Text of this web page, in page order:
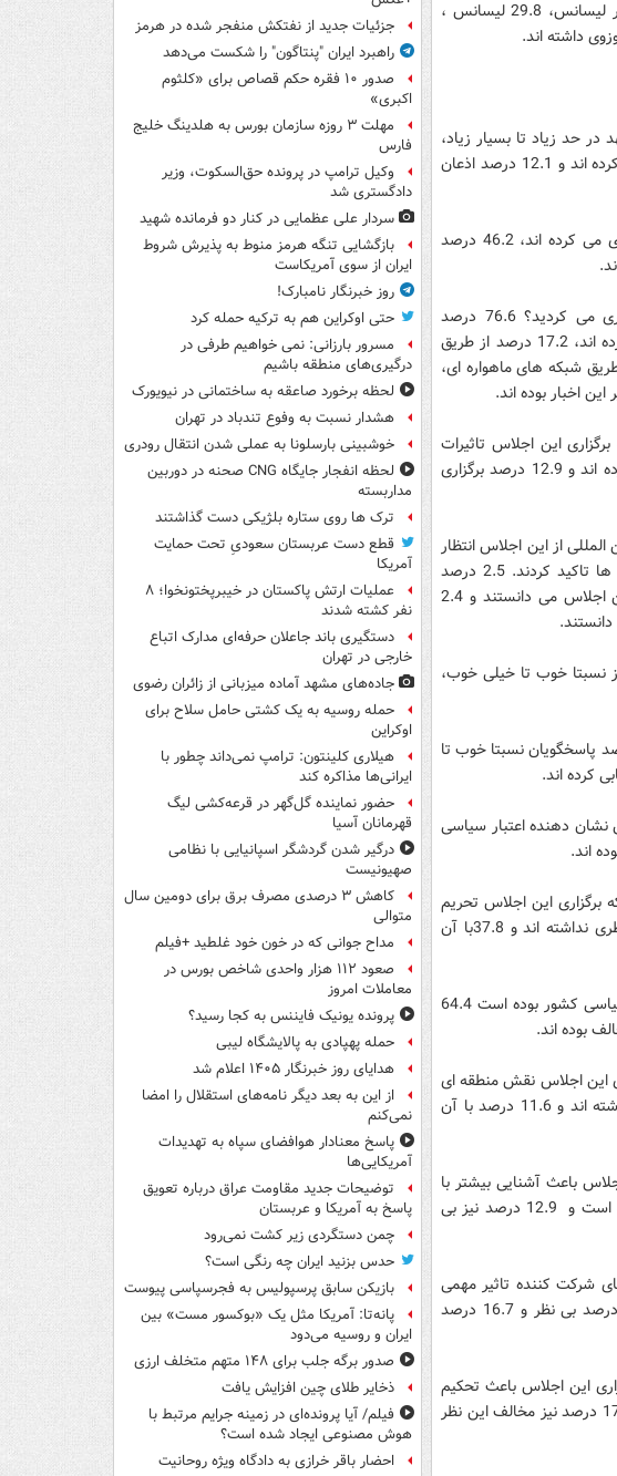
همچنین 57.3 درصد از پاسخگویان به پرسش ها مدرک تحصیلی زیر لیسانس، 29.8 لیسانس ،
تعهد در حد زیاد تا بسیار زیاد،
41.1 درصد تا حدودی، و 22.9 درصد در حد کم تا خیلی کم ارزیابی کرده اند و 12.1 درصد اذعان
همچنین 35 درصد پاسخگویان اخبار مربوط به اجلاس را اغلب پیگیری می کرده اند، 46.2 درصد
اما در پاسخ به این سوال که اخبار اجلاس را از چه طریقی پیگیری می کردید؟ 76.6 درصد
پاسخگویان اخبار مربوط به اجلاس را از طریق تلویزیون پیگیری می کرده اند، 17.2 درصد از طریق
درصد از طریق روزنامه ها، 14.1 درصد از طریق شبکه های ماهواره ای،
اند که برگزاری این اجلاس تاثیرات
مثبتی برای کشورمان به همراه دارد و 9.1 درصد آن را منفی تلقی کرده اند و 12.9 درصد برگزاری
بین المللی از این اجلاس انتظار
داشتند. 12.1 درصد بر تاثیر مثبت اقتصادی و کم رنگ شدن تحریم ها تاکید کردند. 2.5 درصد
تحکیم وحدت و امنیت کشور و اقتدار و سربلندی را مهمترین اثر این اجلاس می دانستند و 2.4
از نسبتا خوب تا خیلی خوب،
صدا و سیما در انعکاس اخبار اجلاس نیز 77.7 درصد پاسخگویان نسبتا خوب تا
نشان دهنده اعتبار سیاسی
بوده اند که برگزاری این اجلاس تحریم
های اقتصادی غرب علیه کشورمان را کمرنگ می کند. 16.1 درصد نظری نداشته اند و 37.8با آن
با این نظر که برگزاری این اجلاس نشان دهنده ثبات داخلی و نظام سیاسی کشور بوده است 64.4
این اجلاس نقش منطقه ای
و بین المللی ایران را به نمایش گذاشته است. 12.8 درصد نظری نداشته اند و 11.6 درصد با آن
باعث آشنایی بیشتر با
واقعیت ها، توانمندی ها و پیشرفت های جمهوری اسلامی ایران شده است و 12.9 درصد نیز بی
شرکت کننده تاثیر مهمی
برای کشورمان ندارد 56.8 درصد پاسخگویان مخالف بوده اند. 16.1 درصد بی نظر و 16.7 درصد
این اجلاس باعث تحکیم
روابط ایران با سایر کشورها می شود. 13.3 درصد نظری نداشته اند و 17 درصد نیز مخالف این نظر
جزئیات جدید از نفتکش منفجر شده در هرمز
راهبرد ایران "پنتاگون" را شکست می‌دهد
صدور ۱۰ فقره حکم قصاص برای «کلثوم
اکبری»
مهلت ۳ روزه سازمان بورس به هلدینگ خلیج
فارس
وکیل ترامپ در پرونده حق‌السکوت، وزیر
دادگستری شد
سردار علی عظمایی در کنار دو فرمانده شهید
بازگشایی تنگه هرمز منوط به پذیرش شروط
ایران از سوی آمریکاست
روز خبرنگار نامبارک!
حتی اوکراین هم به ترکیه حمله کرد
مسرور بارزانی: نمی خواهیم طرفی در
درگیری‌های منطقه باشیم
لحظه برخورد صاعقه به ساختمانی در نیویورک
هشدار نسبت به وفوع تندباد در تهران
خوشبینی بارسلونا به عملی شدن انتقال رودری
لحظه انفجار جایگاه CNG صحنه در دوربین
مداربسته
ترک ها روی ستاره بلژیکی دست گذاشتند
قطع دست عربستان سعودیِ تحت حمایت
آمریکا
عملیات ارتش پاکستان در خیبرپختونخوا؛ ۸
نفر کشته شدند
دستگیری باند جاعلان حرفه‌ای مدارک اتباع
خارجی در تهران
جاده‌های مشهد آماده میزبانی از زائران رضوی
حمله روسیه به یک کشتی حامل سلاح برای
اوکراین
هیلاری کلینتون: ترامپ نمی‌داند چطور با
ایرانی‌ها مذاکره کند
حضور نماینده گل‌گهر در قرعه‌کشی لیگ
قهرمانان آسیا
درگیر شدن گردشگر اسپانیایی با نظامی
صهیونیست
کاهش ۳ درصدی مصرف برق برای دومین سال
متوالی
مداح جوانی که در خون خود غلطید +فیلم
صعود ۱۱۲ هزار واحدی شاخص بورس در
معاملات امروز
پرونده یونیک فایننس به کجا رسید؟
حمله پهپادی به پالایشگاه لیبی
هدایای روز خبرنگار ۱۴۰۵ اعلام شد
از این به بعد دیگر نامه‌های استقلال را امضا
نمی‌کنم
پاسخ معنادار هوافضای سپاه به تهدیدات
آمریکایی‌ها
توضیحات جدید مقاومت عراق درباره تعویق
پاسخ به آمریکا و عربستان
چمن دستگردی زیر کشت نمی‌رود
حدس بزنید ایران چه رنگی است؟
بازیکن سابق پرسپولیس به فجرسپاسی پیوست
پانه‌تا: آمریکا مثل یک «بوکسور مست» بین
ایران و روسیه می‌دود
صدور برگه جلب برای ۱۴۸ متهم متخلف ارزی
ذخایر طلای چین افزایش یافت
فیلم/ آیا پرونده‌ای در زمینه جرایم مرتبط با
هوش مصنوعی ایجاد شده است؟
احضار باقر خرازی به دادگاه ویژه روحانیت